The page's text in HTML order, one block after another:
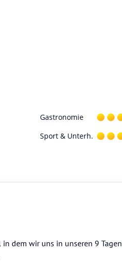
Gastronomie
Sport & Unterh.
dem wir uns in unseren 9